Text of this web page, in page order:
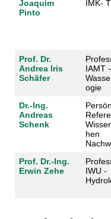
Joaquim
Pinto
IMK-
Prof. Dr.
Andrea Iris
Schäfer
IAMT -
ogie
Dr.-Ing.
Andreas
Schenk
hen
Prof. Dr.-Ing.
Erwin Zehe
IWU -